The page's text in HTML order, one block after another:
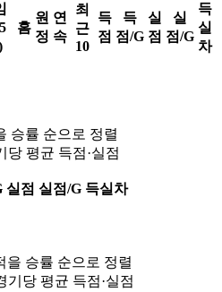
홈
원
정
연
속
최
근
10
득
점
득
점/G
실
점
실
점/G
득
실
차
승률 순으로 정렬
당 평균 득점·실점
실점 실점/G 득실차
을 승률 순으로 정렬
기당 평균 득점·실점